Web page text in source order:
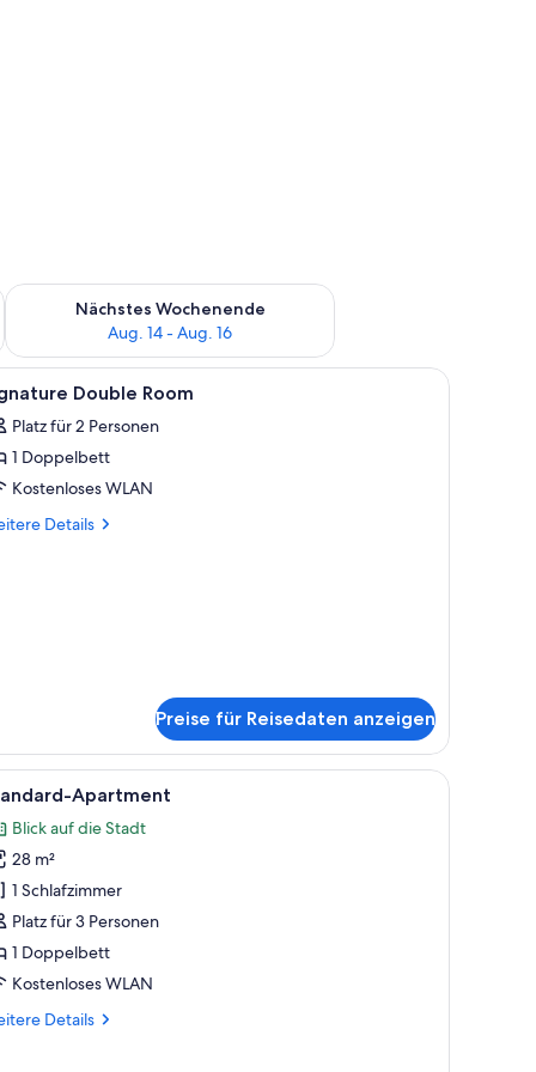
Aug. 7 - Aug. 9.
Nächstes Wochenende
Aug. 14 - Aug. 16
Überprüfe die Verfügbarkeit für nächstes Wochenende, Aug.
einem Glastisch und Vorhängen.Badezimmer | Dusche, Haartrockner,
1 Double Room
Platz für 2 Personen
1 Doppelbett
Kostenloses WLAN
Details
Preise für Reisedaten anzeigen
WLAN, Bettwäsche Ein modernes Schlafzimmer mit hoher
8 Apartment
Blick auf die Stadt
28 m²
1 Schlafzimmer
Platz für 3 Personen
1 Doppelbett
Kostenloses WLAN
Details